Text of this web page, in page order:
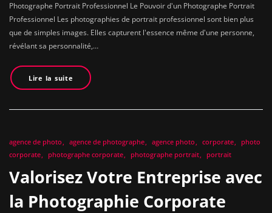
Photographe Portrait Professionnel Le Pouvoir d'un Photographe Portrait
Professionnel Les photographies de portrait professionnel sont bien plus
que de simples images. Elles capturent l'essence même d'une personne,
révélant sa personnalité,…
Lire la suite
agence de photo agence de photographe agence photo corporate
photo
corporate
photographe corporate photographe portrait portrait
Valorisez Votre Entreprise avec
la Photographie Corporate